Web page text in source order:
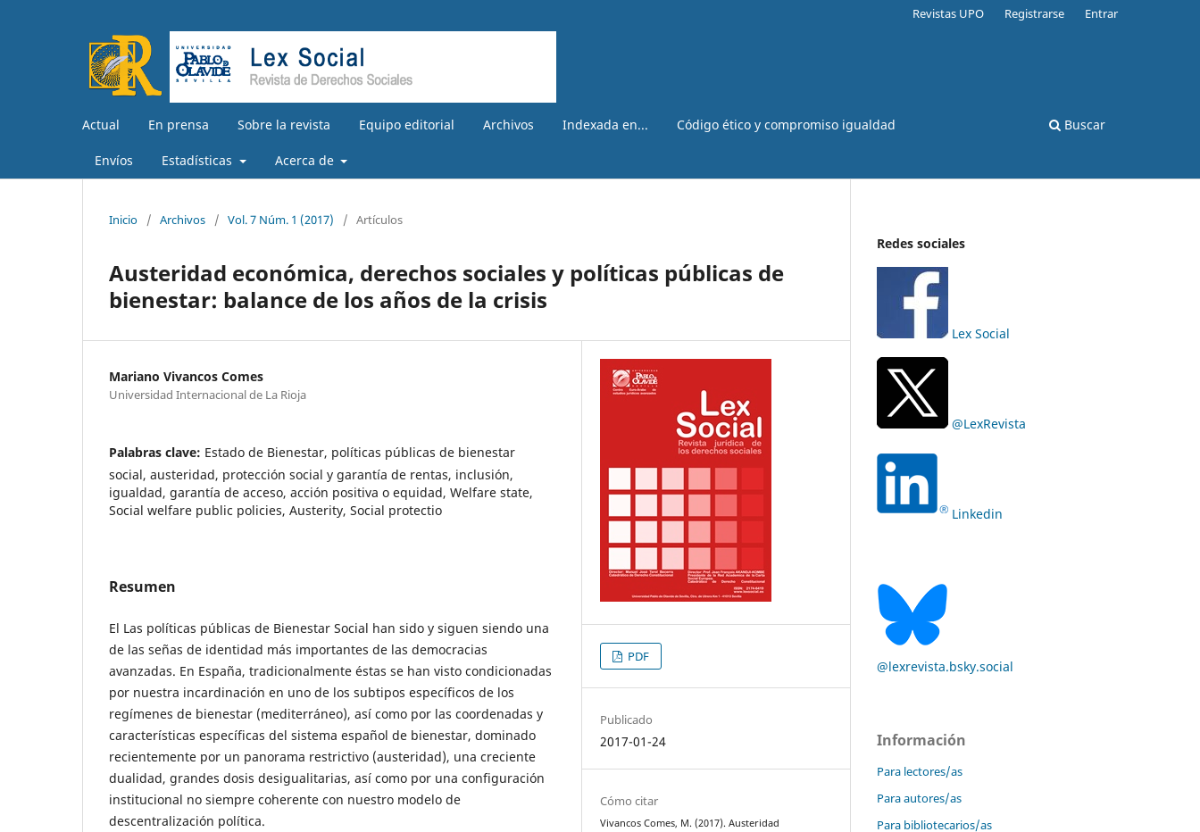
Actual En prensa Sobre la revista Equipo editorial Archivos Indexada en... Código ético y compromiso igualdad
Envíos Estadísticas Acerca de
Buscar
Revistas UPO Registrarse Entrar
Inicio / Archivos / Vol. 7 Núm. 1 (2017) / Artículos
Austeridad económica, derechos sociales y políticas públicas de
bienestar: balance de los años de la crisis
Mariano Vivancos Comes
Universidad Internacional de La Rioja
Palabras clave: Estado de Bienestar, políticas públicas de bienestar
social, austeridad, protección social y garantía de rentas, inclusión,
igualdad, garantía de acceso, acción positiva o equidad, Welfare state,
Social welfare public policies, Austerity, Social protectio
Resumen
El Las políticas públicas de Bienestar Social han sido y siguen siendo una
de las señas de identidad más importantes de las democracias
avanzadas. En España, tradicionalmente éstas se han visto condicionadas
por nuestra incardinación en uno de los subtipos específicos de los
regímenes de bienestar (mediterráneo), así como por las coordenadas y
características específicas del sistema español de bienestar, dominado
recientemente por un panorama restrictivo (austeridad), una creciente
dualidad, grandes dosis desigualitarias, así como por una configuración
institucional no siempre coherente con nuestro modelo de
descentralización política.
PDF
Publicado
2017-01-24
Cómo citar
Vivancos Comes, M. (2017). Austeridad
Redes sociales
Lex Social
@LexRevista
Linkedin
@lexrevista.bsky.social
Información
Para lectores/as
Para autores/as
Para bibliotecarios/as